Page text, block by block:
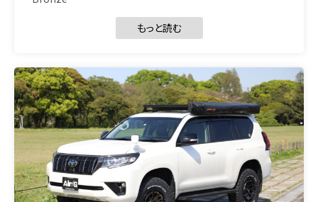
もっと読む